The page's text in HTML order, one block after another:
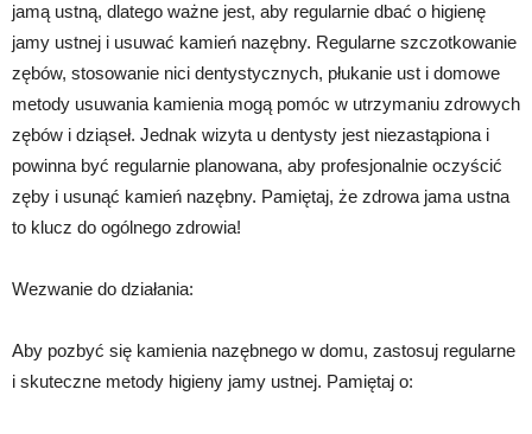
jamą ustną, dlatego ważne jest, aby regularnie dbać o higienę
jamy ustnej i usuwać kamień nazębny. Regularne szczotkowanie
zębów, stosowanie nici dentystycznych, płukanie ust i domowe
metody usuwania kamienia mogą pomóc w utrzymaniu zdrowych
zębów i dziąseł. Jednak wizyta u dentysty jest niezastąpiona i
powinna być regularnie planowana, aby profesjonalnie oczyścić
zęby i usunąć kamień nazębny. Pamiętaj, że zdrowa jama ustna
to klucz do ogólnego zdrowia!
Wezwanie do działania:
Aby pozbyć się kamienia nazębnego w domu, zastosuj regularne
i skuteczne metody higieny jamy ustnej. Pamiętaj o: